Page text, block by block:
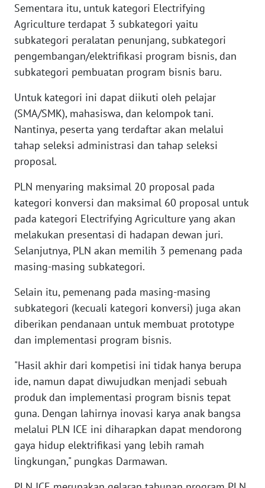
Sementara itu, untuk kategori Electrifying
Agriculture terdapat 3 subkategori yaitu
subkategori peralatan penunjang, subkategori
pengembangan/elektrifikasi program bisnis, dan
subkategori pembuatan program bisnis baru.
Untuk kategori ini dapat diikuti oleh pelajar
(SMA/SMK), mahasiswa, dan kelompok tani.
Nantinya, peserta yang terdaftar akan melalui
tahap seleksi administrasi dan tahap seleksi
proposal.
PLN menyaring maksimal 20 proposal pada
kategori konversi dan maksimal 60 proposal untuk
pada kategori Electrifying Agriculture yang akan
melakukan presentasi di hadapan dewan juri.
Selanjutnya, PLN akan memilih 3 pemenang pada
masing-masing subkategori.
Selain itu, pemenang pada masing-masing
subkategori (kecuali kategori konversi) juga akan
diberikan pendanaan untuk membuat prototype
dan implementasi program bisnis.
"Hasil akhir dari kompetisi ini tidak hanya berupa
ide, namun dapat diwujudkan menjadi sebuah
produk dan implementasi program bisnis tepat
guna. Dengan lahirnya inovasi karya anak bangsa
melalui PLN ICE ini diharapkan dapat mendorong
gaya hidup elektrifikasi yang lebih ramah
lingkungan," pungkas Darmawan.
WN
SUMBAR
WN
SUMSEL
WN
BENGKULU
WN
LAMPUNG
WN
JATENG
WN
NUSANTARA
JOGJA
WN
WN
WN
KALBAR
WN
KALTENG